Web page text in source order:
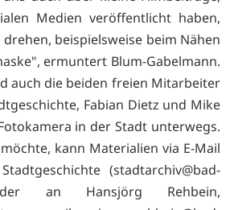
Medien veröffentlicht haben,
beispielsweise beim Nähen
ermuntert Blum-Gabelmann.
auch die beiden freien Mitarbeiter
Fabian Dietz und Mike
in der Stadt unterwegs.
kann Materialien via E-Mail
(stadtarchiv@bad-
an Hansjörg Rehbein,